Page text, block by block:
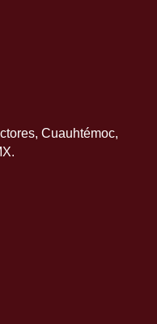
Cuauhtémoc,